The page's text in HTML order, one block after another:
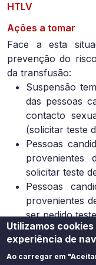
HTLV
Ações a tomar
Face a esta
prevenção do
da transfusão:
Suspensão
das pessoas
contacto
(solicitar teste
Pessoas
provenientes
solicitar teste
Pessoas
provenientes
ser pedido
Áreas de Interesse
Sangue
Utilizamos
experiência de
Ao carregar em